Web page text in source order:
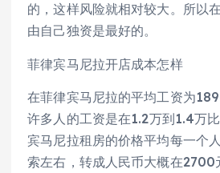
的，这样风险就相对较大。所以
由自己独资是最好的。
菲律宾马尼拉开店成本怎样
在菲律宾马尼拉的平均工资为
许多人的工资是在1.2万到1.4万
宾马尼拉租房的价格平均每一个
索左右，转成人民币大概在2700